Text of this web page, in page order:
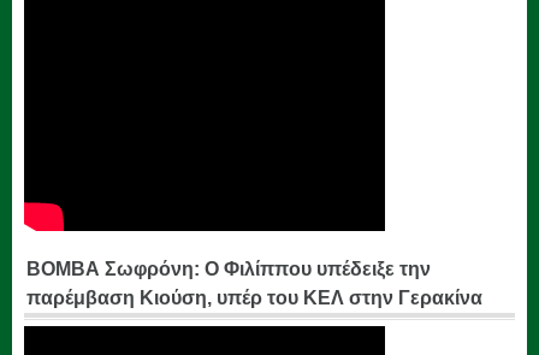
ΒΟΜΒΑ Σωφρόνη: Ο Φιλίππου υπέδειξε την
παρέμβαση Κιούση, υπέρ του ΚΕΛ στην Γερακίνα